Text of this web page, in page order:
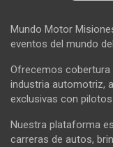
Mundo Motor
eventos del mundo
Ofrecemos cobertura
industria automotriz,
exclusivas con
Nuestra plataforma
carreras de autos,